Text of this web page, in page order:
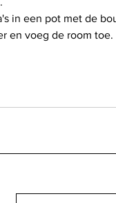
in een pot met de
en voeg de room toe.